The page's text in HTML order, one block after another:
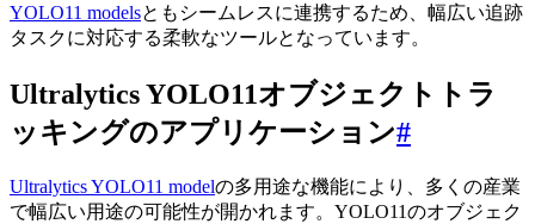
YOLO11 modelsともシームレスに連携するため、幅広い追跡
タスクに対応する柔軟なツールとなっています。
Ultralytics YOLO11オブジェクトトラ
ッキングのアプリケーション#
Ultralytics YOLO11 modelの多用途な機能により、多くの産業
で幅広い用途の可能性が開かれます。YOLO11のオブジェク